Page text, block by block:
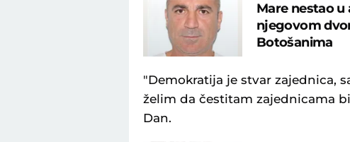
Mare nestao u
njegovom
Botošanima
"Demokratija je stvar zajednica,
želim da čestitam zajednicama
Dan.